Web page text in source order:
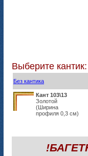
Выберите кантик:
Без кантика
Кант 103\13
Золотой
(Ширина
профиля 0,3 см)